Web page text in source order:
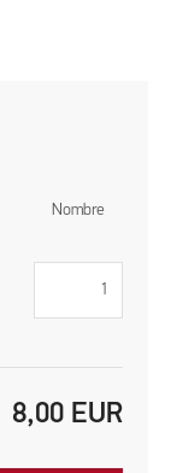
Nombre
8,00 EUR